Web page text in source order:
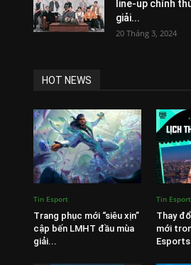
line-up chính
giải...
20 Tháng 3, 2024
HOT NEWS
Tin Esport
Trang phục mới “siêu xịn”
cập bến LMHT đầu mùa
giải...
Tin Esport
Thay
mới